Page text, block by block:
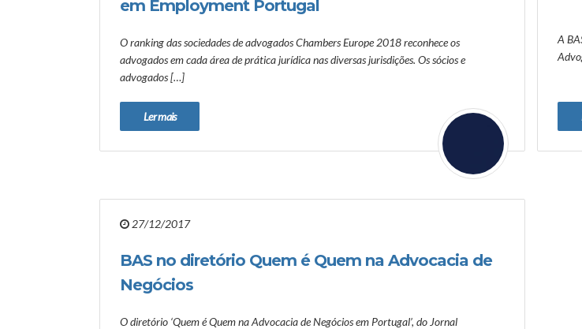
em Employment Portugal
O ranking das sociedades de advogados Chambers Europe 2018 reconhece os
advogados em cada área de prática jurídica nas diversas jurisdições. Os sócios e
advogados […]
Ler mais
A
27/12/2017
BAS no diretório Quem é Quem na Advocacia de
Negócios
O diretório ‘Quem é Quem na Advocacia de Negócios em Portugal’, do Jornal